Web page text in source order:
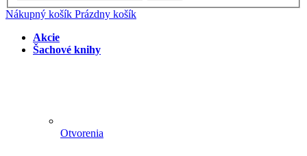
Nákupný košík Prázdny košík
Akcie
Šachové knihy
Otvorenia